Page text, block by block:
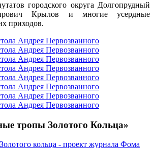
городского округа Долгопрудный
Крылов и многие усердные
приходов.
тропы Золотого Кольца»